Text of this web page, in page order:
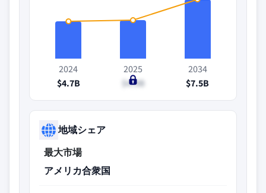
2024
$4.7B
2025
$4.9B
2034
$7.5B
地域シェア
最大市場
アメリカ合衆国